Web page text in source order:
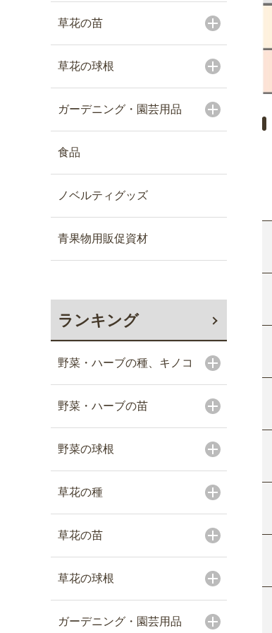
草花の苗
草花の球根
ガーデニング・園芸用品
食品
ノベルティグッズ
青果物用販促資材
ランキング
野菜・ハーブの種、キノコ
野菜・ハーブの苗
野菜の球根
草花の種
草花の苗
草花の球根
ガーデニング・園芸用品